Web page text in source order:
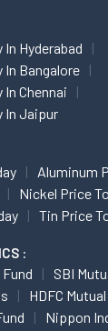
In Hyderabad
In Bangalore
In Chennai
In Jaipur
Aluminum
Nickel Price
Tin Price
:
SBI
HDFC
Nippon